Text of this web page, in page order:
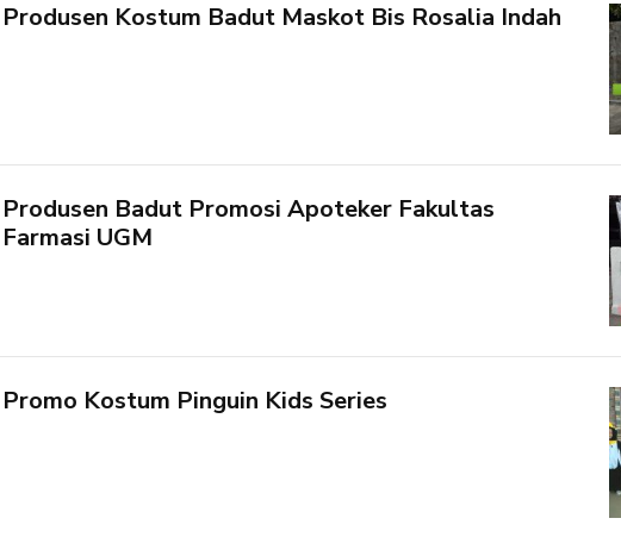
Produsen Kostum Badut Maskot Bis Rosalia Indah
Produsen Badut Promosi Apoteker Fakultas
Farmasi UGM
Promo Kostum Pinguin Kids Series